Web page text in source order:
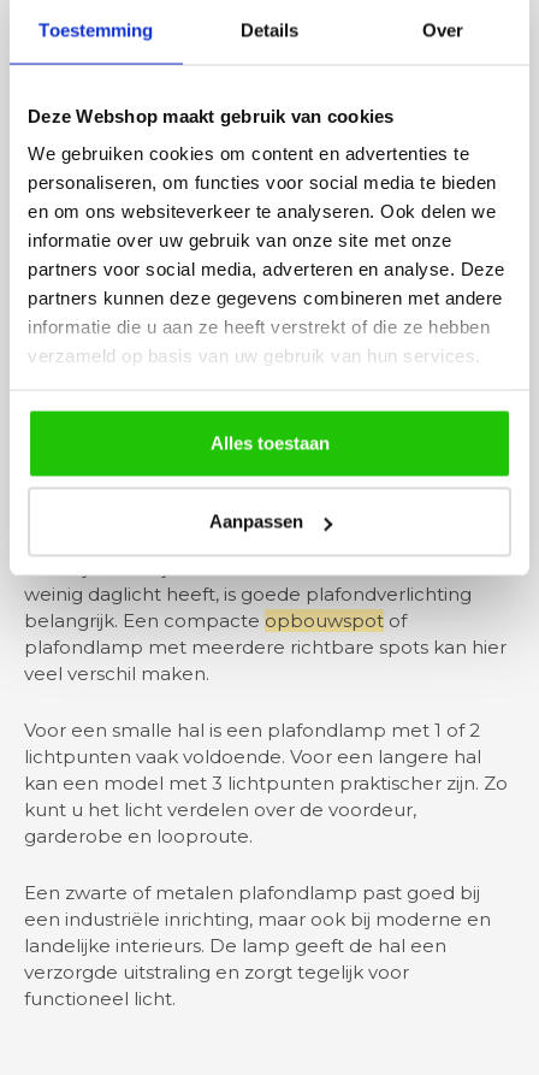
Toestemming Details Over
Deze Webshop maakt gebruik van cookies
We gebruiken cookies om content en advertenties te
personaliseren, om functies voor social media te bieden
en om ons websiteverkeer te analyseren. Ook delen we
informatie over uw gebruik van onze site met onze
partners voor social media, adverteren en analyse. Deze
partners kunnen deze gegevens combineren met andere
informatie die u aan ze heeft verstrekt of die ze hebben
verzameld op basis van uw gebruik van hun services.
Alles toestaan
Aanpassen
In een keuken past een metalen plafondlamp goed
betonnen werkbladen en moderne apparatuur. De
lamp versterkt de stoere uitstraling van de ruimte
zonder dat het geheel druk wordt.
Kies in de keuken bij voorkeur voor voldoende
lichtsterkte. Een enkele spot is vaak geschikt voor
een kleine keuken of bijkeuken. Voor een grotere
keuken zijn 3 of 5 lichtpunten vaak praktischer,
omdat het licht beter over de ruimte wordt verdeeld.
Industriële plafondlamp in de
hal
weinig daglicht heeft, is goede plafondverlichting
belangrijk. Een compacte opbouwspot of
plafondlamp met meerdere richtbare spots kan hier
veel verschil maken.
Voor een smalle hal is een plafondlamp met 1 of 2
lichtpunten vaak voldoende. Voor een langere hal
kan een model met 3 lichtpunten praktischer zijn. Zo
kunt u het licht verdelen over de voordeur,
garderobe en looproute.
Een zwarte of metalen plafondlamp past goed bij
een industriële inrichting, maar ook bij moderne en
landelijke interieurs. De lamp geeft de hal een
verzorgde uitstraling en zorgt tegelijk voor
functioneel licht.